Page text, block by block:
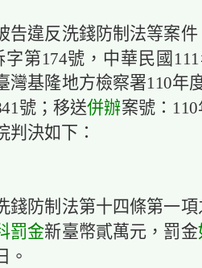
告違反洗錢防制法等案
字第174號，中華民國
灣基隆地方檢察署110年
號；移送併辦案號：
判決如下：
錢防制法第十四條第一項
罰金新臺幣貳萬元，罰金
。